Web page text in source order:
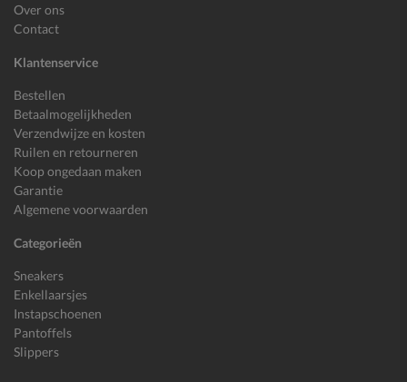
Over ons
Contact
Klantenservice
Bestellen
Betaalmogelijkheden
Verzendwijze en kosten
Ruilen en retourneren
Koop ongedaan maken
Garantie
Algemene voorwaarden
Categorieën
Sneakers
Enkellaarsjes
Instapschoenen
Pantoffels
Slippers